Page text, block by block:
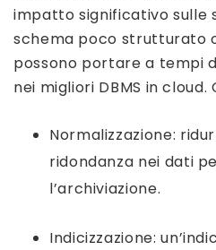
impatto significativo sulle
schema poco strutturato
possono portare a tempi
nei migliori DBMS in
Normalizzazione:
ridondanza nei dati
l’archiviazione.
Indicizzazione: